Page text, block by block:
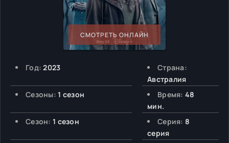
СМОТРЕТЬ ОНЛАЙН
Год: 2023
Страна:
Австралия
Сезоны: 1 сезон Время: 48
мин.
Сезон: 1 сезон Серия: 8
серия